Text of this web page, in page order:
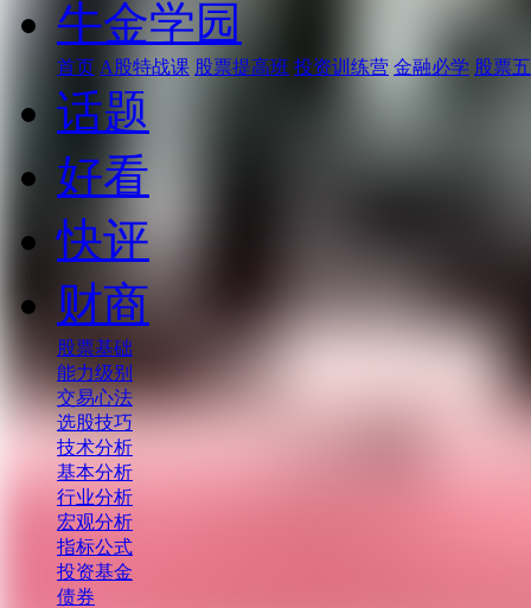
牛金学园
首页 A股特战课 股票提高班 投资训练营 金融必学 股票
话题
好看
快评
财商
股票基础
能力级别
交易心法
选股技巧
技术分析
基本分析
行业分析
宏观分析
指标公式
投资基金
债券